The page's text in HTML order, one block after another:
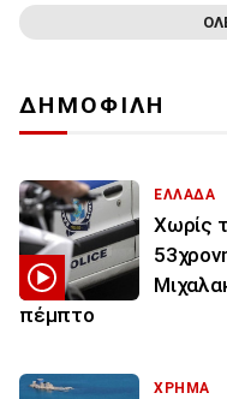
ΔΗΜΟΦΙΛΗ
ΕΛΛΑΔΑ
Χωρίς
πέμπτο
ΧΡΗΜΑ